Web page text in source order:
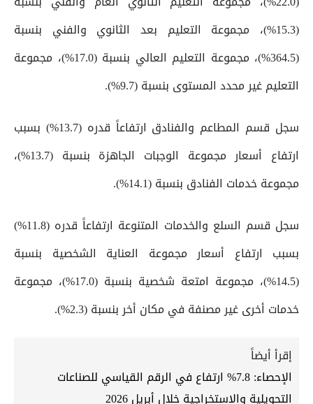
(15.3%)، مجموعة التعليم بعد الثانوي والفني بنسبة
(364.5%)، مجموعة التعليم العالي بنسبة (17.0%)، مجموعة
التعليم غير محدد المستوى بنسبة (9.7%).
سجل قسم المطاعم والفنادق ارتفاعاً قدره (13.7%) بسبب
ارتفاع أسعار مجموعة الوجبات الجاهزة بنسبة (13.7%)،
مجموعة خدمات الفنادق بنسبة (14.1%).
سجل قسم السلع والخدمات المتنوعة ارتفاعاً قدره (11.8%)
بسبب ارتفاع أسعار مجموعة العناية الشخصية بنسبة
(14.5%)، مجموعة امتعة شخصية بنسبة (17.0%)، مجموعة
خدمات أخرى غير مصنفة في مكان أخر بنسبة (2.3%).
إقرأ أيضاً
الإحصاء: 7.8% ارتفاع في الرقم القياسي للصناعات
التحويلية والاستخراجية خلال أبريل 2026